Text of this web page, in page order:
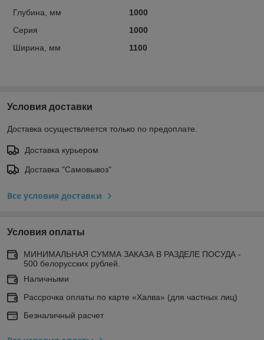
Глубина, мм
1000
Серия
1000
Ширина, мм
1100
Условия доставки
Доставка осуществляется только по предоплате.
Доставка курьером
Доставка "Самовывоз"
Все условия доставки
Условия оплаты
МИНИМАЛЬНАЯ СУММА ЗАКАЗА В РАЗДЕЛЕ ПОСУДА -
500 белорусских рублей.
Наличными
Рассрочка оплаты по карте «Халва» (для частных лиц)
Безналичный расчет